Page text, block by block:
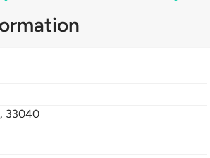
33040